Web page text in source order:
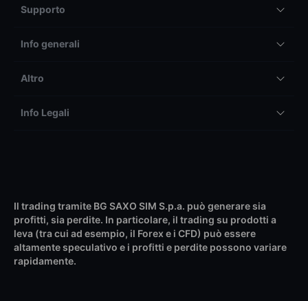
Supporto
Info generali
Altro
Info Legali
Il trading tramite BG SAXO SIM S.p.a. può generare sia
profitti, sia perdite. In particolare, il trading su prodotti a
leva (tra cui ad esempio, il Forex e i CFD) può essere
altamente speculativo e i profitti e perdite possono variare
rapidamente.